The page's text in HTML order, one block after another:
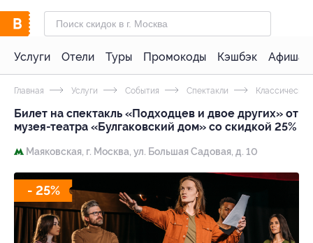
Услуги Отели Туры Промокоды Кэшбэк Афиша
Главная Услуги События Спектакли
Билет на спектакль «Подходцев и двое других» от
музея-театра «Булгаковский дом» со скидкой 25%
Маяковская, г. Москва, ул. Большая Садовая, д. 10
- 25%